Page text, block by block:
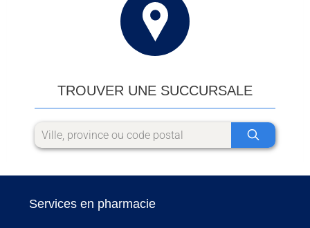
TROUVER UNE SUCCURSALE
Services en pharmacie